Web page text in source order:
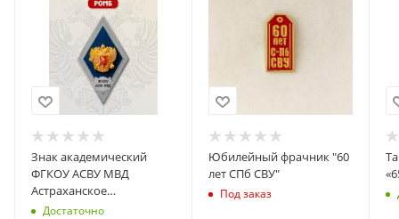
Знак академический
ФГКОУ АСВУ МВД
Астраханское
суворовское военное
Достаточно
Юбилейный фрачник "60
лет СПб СВУ"
Под заказ